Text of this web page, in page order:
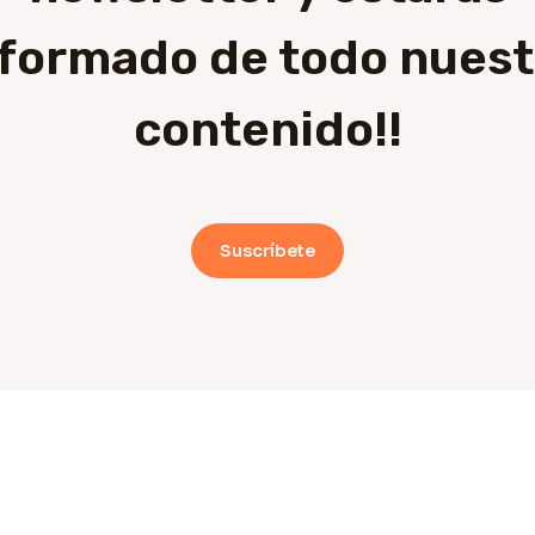
de todo
contenido!!
Suscríbete